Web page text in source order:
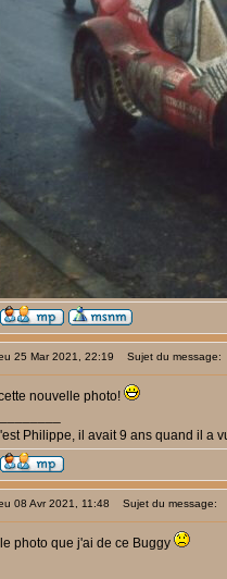
25 Mar 2021, 22:19 Sujet du message:
nouvelle photo!
Philippe, il avait 9 ans quand il a
08 Avr 2021, 11:48 Sujet du message:
photo que j'ai de ce Buggy